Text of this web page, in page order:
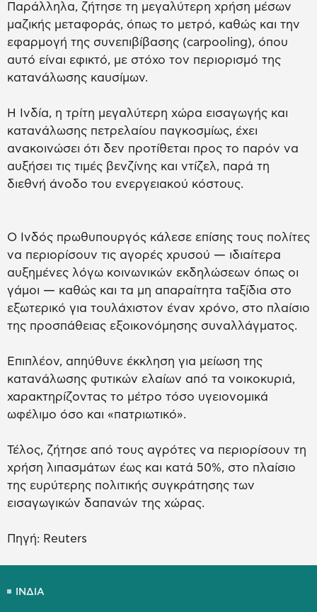
Παράλληλα, ζήτησε τη μεγαλύτερη χρήση μέσων
μαζικής μεταφοράς, όπως το μετρό, καθώς και την
εφαρμογή της συνεπιβίβασης (carpooling), όπου
αυτό είναι εφικτό, με στόχο τον περιορισμό της
κατανάλωσης καυσίμων.
Η Ινδία, η τρίτη μεγαλύτερη χώρα εισαγωγής και
κατανάλωσης πετρελαίου παγκοσμίως, έχει
ανακοινώσει ότι δεν προτίθεται προς το παρόν να
αυξήσει τις τιμές βενζίνης και ντίζελ, παρά τη
διεθνή άνοδο του ενεργειακού κόστους.
Ο Ινδός πρωθυπουργός κάλεσε επίσης τους πολίτες
να περιορίσουν τις αγορές χρυσού — ιδιαίτερα
αυξημένες λόγω κοινωνικών εκδηλώσεων όπως οι
γάμοι — καθώς και τα μη απαραίτητα ταξίδια στο
εξωτερικό για τουλάχιστον έναν χρόνο, στο πλαίσιο
της προσπάθειας εξοικονόμησης συναλλάγματος.
Επιπλέον, απηύθυνε έκκληση για μείωση της
κατανάλωσης φυτικών ελαίων από τα νοικοκυριά,
χαρακτηρίζοντας το μέτρο τόσο υγειονομικά
ωφέλιμο όσο και «πατριωτικό».
Τέλος, ζήτησε από τους αγρότες να περιορίσουν τη
χρήση λιπασμάτων έως και κατά 50%, στο πλαίσιο
της ευρύτερης πολιτικής συγκράτησης των
εισαγωγικών δαπανών της χώρας.
Πηγή: Reuters
ΙΝΔΙΑ